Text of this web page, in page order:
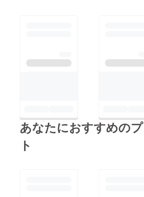
あなたにおすすめの
ト